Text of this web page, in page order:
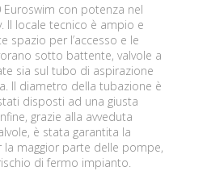
con potenza nel
Il locale tecnico è ampio e
spazio per l’accesso e le
sotto battente, valvole a
sia sul tubo di aspirazione
Il diametro della tubazione è
disposti ad una giusta
grazie alla avveduta
è stata garantita la
maggior parte delle pompe,
di fermo impianto.